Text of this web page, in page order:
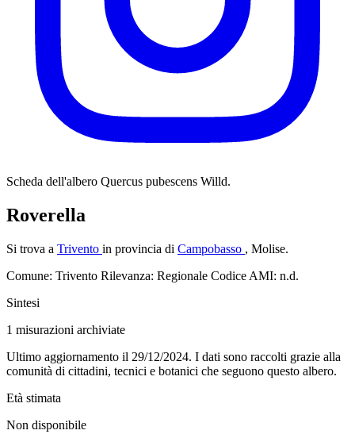
Scheda dell'albero Quercus pubescens Willd.
Roverella
Si trova a Trivento in provincia di Campobasso , Molise.
Comune: Trivento Rilevanza: Regionale Codice AMI: n.d.
Sintesi
1 misurazioni archiviate
Ultimo aggiornamento il 29/12/2024. I dati sono raccolti grazie alla
comunità di cittadini, tecnici e botanici che seguono questo albero.
Età stimata
Non disponibile